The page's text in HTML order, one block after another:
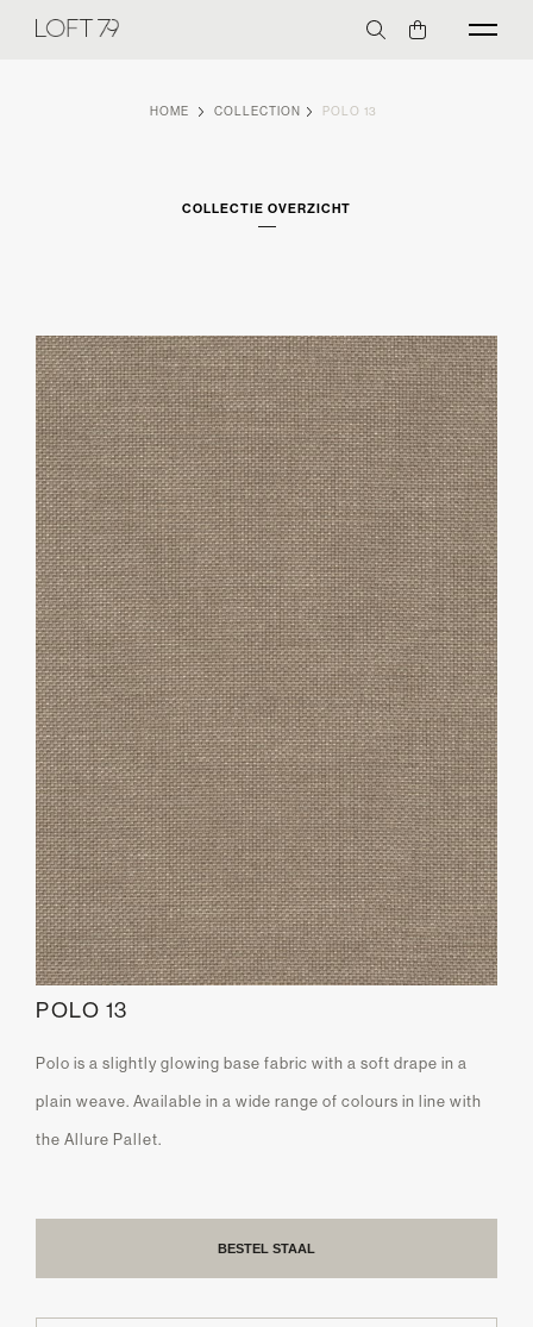
HOME COLLECTION POLO 13
COLLECTIE OVERZICHT
POLO 13
Polo is a slightly glowing base fabric with a soft drape in a
plain weave. Available in a wide range of colours in line with
the Allure Pallet.
BESTEL STAAL